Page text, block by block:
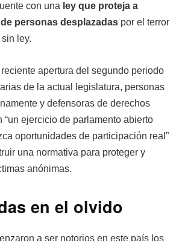
con una ley que proteja a
personas desplazadas por el terror
ley.
apertura del segundo periodo
de la actual legislatura, personas
y defensoras de derechos
“un ejercicio de parlamento abierto
oportunidades de participación real”
una normativa para proteger y
anónimas.
en el olvido
a ser notorios en este país los